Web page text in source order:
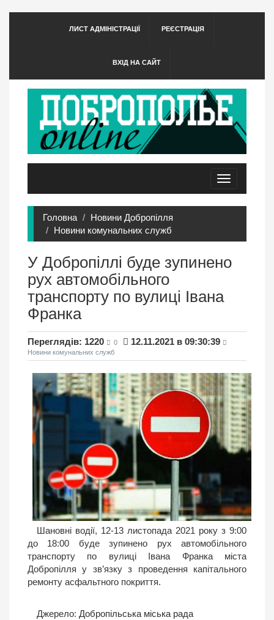
ЛИСТ АДМІНІСТРАЦІЇ РЕЄСТРАЦІЯ
ВХІД НА САЙТ
Toggle
navigation
Головна
Новини Добропілля
Новини комунальних служб
У Добропіллі буде зупинено
рух автомобільного
транспорту по вулиці Івана
Франка
Переглядів: 1220 0 12.11.2021 в 09:30:39
Новини комунальних служб
Шановні водії, 12-13 листопада 2021 року з 9:00
до 18:00 буде зупинено рух автомобільного
транспорту по вулиці Івана Франка міста
Добропілля у зв’язку з проведення капітального
ремонту асфальтного покриття.
Джерело: Добропільська міська рада